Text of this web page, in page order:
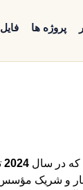
پروژه ها
که در سال 2024
و شریک